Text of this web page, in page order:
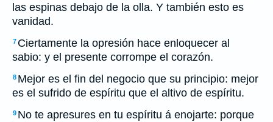
las espinas debajo de la olla. Y también esto es
vanidad.
7 Ciertamente la opresión hace enloquecer al
sabio: y el presente corrompe el corazón.
8 Mejor es el fin del negocio que su principio: mejor
es el sufrido de espíritu que el altivo de espíritu.
9 No te apresures en tu espíritu á enojarte: porque